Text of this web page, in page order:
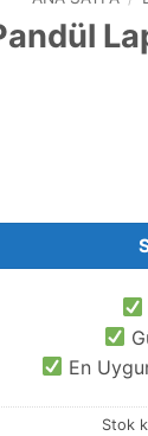
Ucu adet
En
Stok